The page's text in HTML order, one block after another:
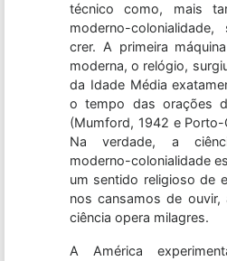
técnico como, mais
moderno-
crer. A primeira
moderna, o relógio,
da Idade Média
o tempo das orações
(Mumford, 1942 e Porto-
Na verdade, a
moderno-colonialidade
um sentido religioso de
nos cansamos de ouvir,
ciência opera milagres.
A América